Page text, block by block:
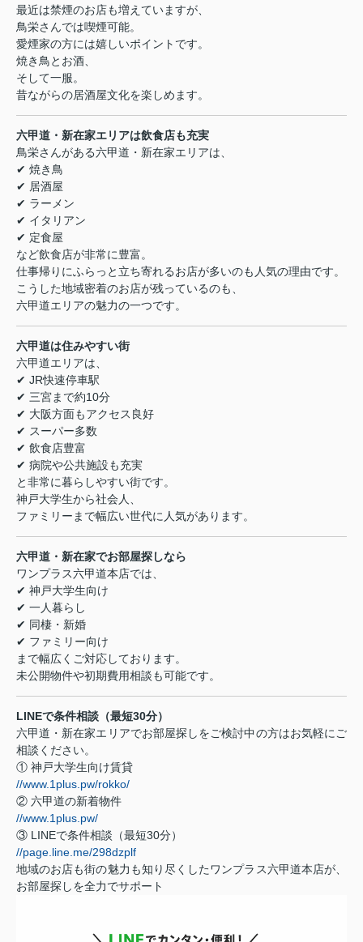
最近は禁煙のお店も増えていますが、
鳥栄さんでは喫煙可能。
愛煙家の方には嬉しいポイントです。
焼き鳥とお酒、
そして一服。
昔ながらの居酒屋文化を楽しめます。
六甲道・新在家エリアは飲食店も充実
鳥栄さんがある六甲道・新在家エリアは、
✔ 焼き鳥
✔ 居酒屋
✔ ラーメン
✔ イタリアン
✔ 定食屋
など飲食店が非常に豊富。
仕事帰りにふらっと立ち寄れるお店が多いのも人気の理由です。
こうした地域密着のお店が残っているのも、
六甲道エリアの魅力の一つです。
六甲道は住みやすい街
六甲道エリアは、
✔ JR快速停車駅
✔ 三宮まで約10分
✔ 大阪方面もアクセス良好
✔ スーパー多数
✔ 飲食店豊富
✔ 病院や公共施設も充実
と非常に暮らしやすい街です。
神戸大学生から社会人、
ファミリーまで幅広い世代に人気があります。
六甲道・新在家でお部屋探しなら
ワンプラス六甲道本店では、
✔ 神戸大学生向け
✔ 一人暮らし
✔ 同棲・新婚
✔ ファミリー向け
まで幅広くご対応しております。
未公開物件や初期費用相談も可能です。
LINEで条件相談（最短30分）
六甲道・新在家エリアでお部屋探しをご検討中の方はお気軽にご
相談ください。
① 神戸大学生向け賃貸
//www.1plus.pw/rokko/
② 六甲道の新着物件
//www.1plus.pw/
③ LINEで条件相談（最短30分）
//page.line.me/298dzplf
地域のお店も街の魅力も知り尽くしたワンプラス六甲道本店が、
お部屋探しを全力でサポート